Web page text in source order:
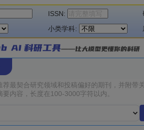
ISSN:
小类学科: